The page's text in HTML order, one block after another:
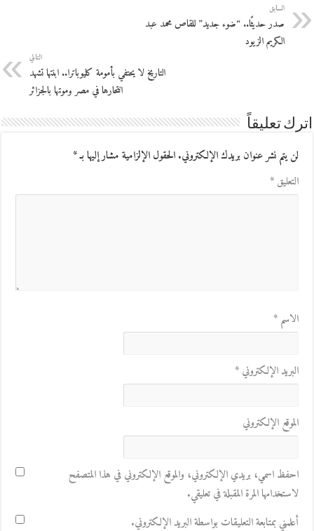
السابق
صدر حديثًا.. “ضوء جديد” للقاص محمد عبد
الكريم الزيود
التالي
التاريخ لا يحتفي بأمومة كليوباترا.. ابنتها تشهد
انتحارها في مصر وموتها بالجزائر
اترك تعليقاً
لن يتم نشر عنوان بريدك الإلكتروني.الحقول الإلزامية مشار إليها بـ*
التعليق*
الاسم*
البريد الإلكتروني*
الموقع الإلكتروني
احفظ اسمي، بريدي الإلكتروني، والموقع الإلكتروني في هذا المتصفح
لاستخدامها المرة المقبلة في تعليقي.
أعلمني بمتابعة التعليقات بواسطة البريد الإلكتروني.